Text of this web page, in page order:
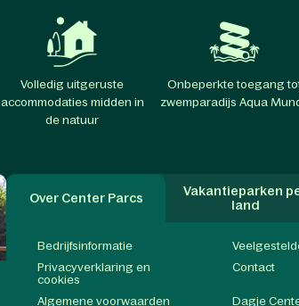
Volledig uitgeruste
accommodaties midden in
de natuur
Onbeperkte toegang
zwemparadijs Aqua
Over Center Parcs
Vakantieparken
land
Bedrijfsinformatie
Privacyverklaring en
cookies
Contact
Algemene voorwaarden Dagje